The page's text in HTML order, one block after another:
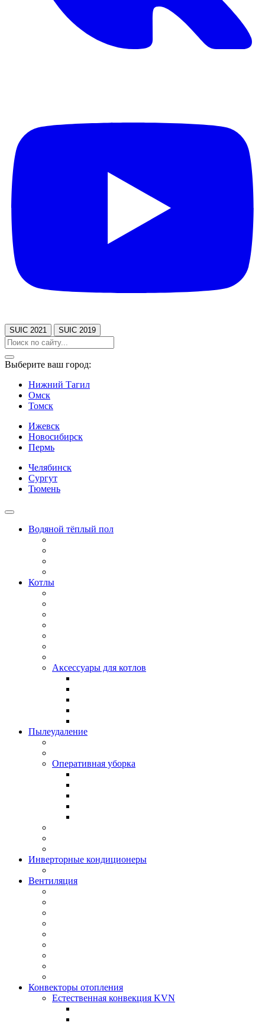
SUIC 2021 SUIC 2019
Выберите ваш город:
Нижний Тагил
Омск
Томск
Ижевск
Новосибирск
Пермь
Челябинск
Сургут
Тюмень
Водяной тёплый пол
Котлы
Аксессуары для котлов
Пылеудаление
Оперативная уборка
Инверторные кондиционеры
Вентиляция
Конвекторы отопления
Естественная конвекция KVN